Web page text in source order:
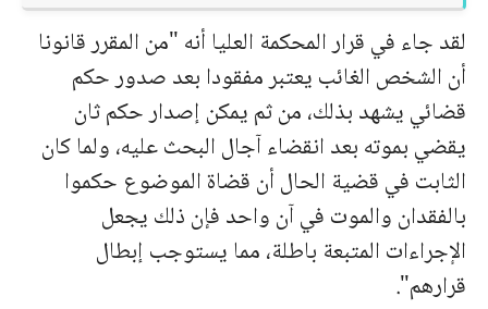
لقد جاء في قرار المحكمة العليا أنه "من المقرر قانونا
أن الشخص الغائب يعتبر مفقودا بعد صدور حكم
قضائي يشهد بذلك، من ثم يمكن إصدار حكم ثان
يقضي بموته بعد انقضاء آجال البحث عليه، ولما كان
الثابت في قضية الحال أن قضاة الموضوع حكموا
بالفقدان والموت في آن واحد فإن ذلك يجعل
الإجراءات المتبعة باطلة، مما يستوجب إبطال
قرارهم".